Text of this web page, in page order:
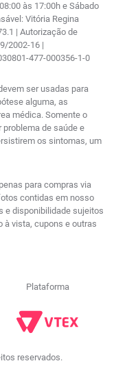
às 17:00h e Sábado
Vitória Regina
| Autorização de
2002-16 |
477-000356-1-0
ser usadas para
alguma, as
médica. Somente o
de saúde e
os sintomas, um
para compras via
contidas em nosso
e disponibilidade sujeitos
à vista, cupons e outras
Plataforma
reservados.